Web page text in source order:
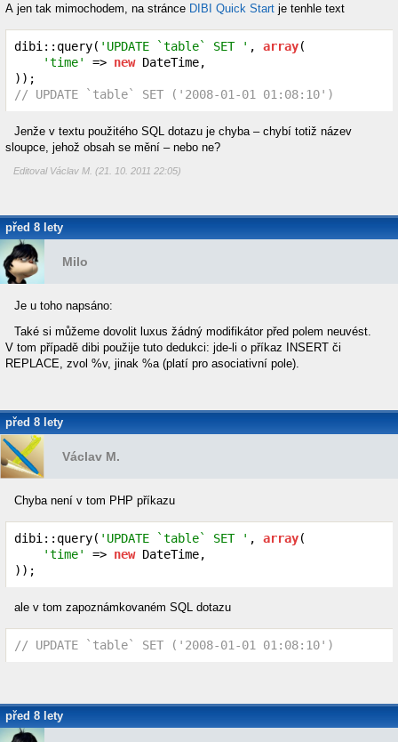
A jen tak mimochodem, na stránce DIBI Quick Start je tenhle text
dibi::query( 'UPDATE `table` SET ' , array(
'time'
=> new DateTime,
// UPDATE `table` SET ('2008-01-01 01:08:10')
Jenže v textu použitého SQL dotazu je chyba – chybí totiž název
sloupce, jehož obsah se mění – nebo ne?
Editoval Václav M. (21. 10. 2011 22:05)
před 8 lety
Milo
Je u toho napsáno:
Také si můžeme dovolit luxus žádný modifikátor před polem neuvést.
V tom případě dibi použije tuto dedukci: jde-li o příkaz INSERT či
REPLACE, zvol %v, jinak %a (platí pro asociativní pole).
před 8 lety
Václav M.
Chyba není v tom PHP příkazu
dibi::query( 'UPDATE `table` SET ' , array(
'time'
=> new DateTime,
));
ale v tom zapoznámkovaném SQL dotazu
// UPDATE `table` SET ('2008-01-01 01:08:10')
před 8 lety